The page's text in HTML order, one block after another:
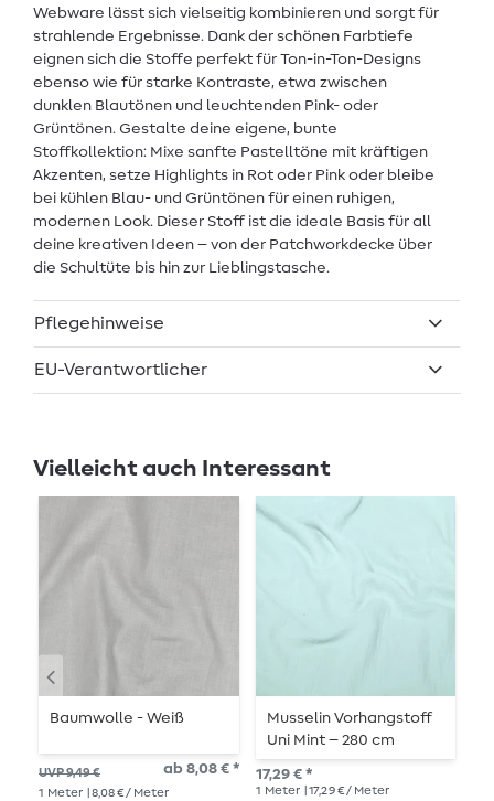
Webware lässt sich vielseitig kombinieren und sorgt für
strahlende Ergebnisse. Dank der schönen Farbtiefe
eignen sich die Stoffe perfekt für Ton-in-Ton-Designs
ebenso wie für starke Kontraste, etwa zwischen
dunklen Blautönen und leuchtenden Pink- oder
Grüntönen. Gestalte deine eigene, bunte
Stoffkollektion: Mixe sanfte Pastelltöne mit kräftigen
Akzenten, setze Highlights in Rot oder Pink oder bleibe
bei kühlen Blau- und Grüntönen für einen ruhigen,
modernen Look. Dieser Stoff ist die ideale Basis für all
deine kreativen Ideen – von der Patchworkdecke über
die Schultüte bis hin zur Lieblingstasche.
Pflegehinweise
EU-Verantwortlicher
Vielleicht auch Interessant
Baumwolle - Weiß
UVP 9,49 € ab 8,08 € *
1 Meter | 8,08 € / Meter
Musselin Vorhangstoff
Uni Mint – 280 cm
17,29 € *
1 Meter | 17,29 € / Meter